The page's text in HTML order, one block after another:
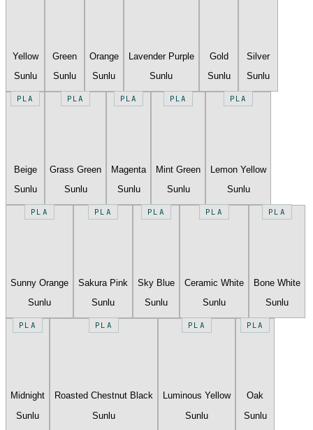
Yellow
Sunlu
Green
Sunlu
Orange
Sunlu
Lavender Purple
Sunlu
Gold
Sunlu
Silver
Sunlu
PLA
Beige
Sunlu
PLA
Grass Green
Sunlu
PLA
Magenta
Sunlu
PLA
Mint Green
Sunlu
PLA
Lemon Yellow
Sunlu
PLA
Sunny Orange
Sunlu
PLA
Sakura Pink
Sunlu
PLA
Sky Blue
Sunlu
PLA
Ceramic White
Sunlu
PLA
Bone White
Sunlu
PLA
Midnight
Sunlu
PLA
Roasted Chestnut Black
Sunlu
PLA
Luminous Yellow
Sunlu
PLA
Oak
Sunlu